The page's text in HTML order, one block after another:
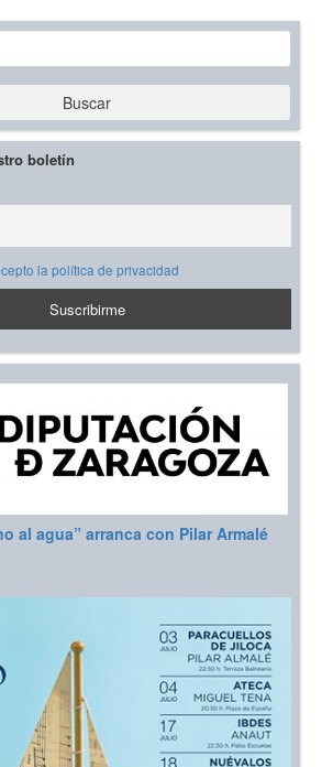
Buscar
boletín
la política de privacidad
al agua” arranca con Pilar Armalé